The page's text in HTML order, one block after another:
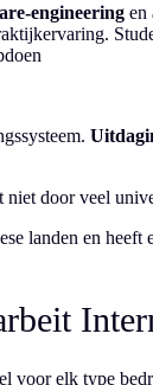
engineering en
door veel
landen en heeft
voor elk type